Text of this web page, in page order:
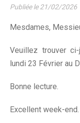
Publiée le21/02/2026
Mesdames,
Veuillez trouver
lundi 23 Février au
Bonne lecture.
Excellent week-end.